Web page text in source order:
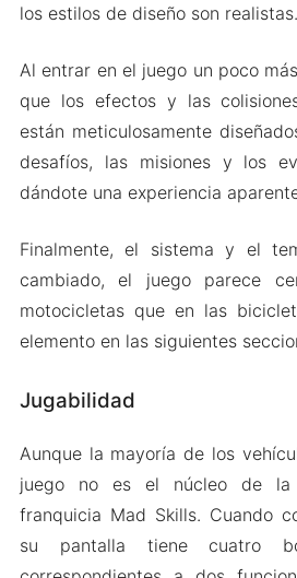
los estilos de diseño son realistas.
Al entrar en el juego un poco
que los efectos y las
están meticulosamente
desafíos, las misiones y los
dándote una experiencia
Finalmente, el sistema y el
cambiado, el juego parece
motocicletas que en las
elemento en las siguientes
Jugabilidad
Aunque la mayoría de los
juego no es el núcleo de la
franquicia Mad Skills. Cuando
su pantalla tiene cuatro